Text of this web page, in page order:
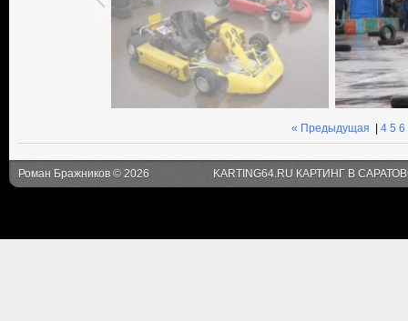
« Предыдущая 4 5 6
Роман Бражников © 2026 KARTING64.RU КАРТИНГ В